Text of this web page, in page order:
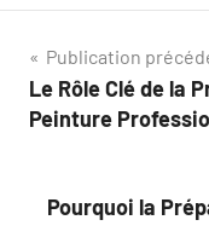
Navigation
de
Publication
Le Rôle Clé de la
Peinture
Pourquoi la